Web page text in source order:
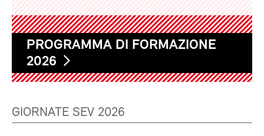
PROGRAMMA DI FORMAZIONE
2026
GIORNATE SEV 2026